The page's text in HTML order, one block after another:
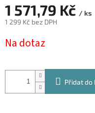
1 571,79 Kč / ks
1 299 Kč bez DPH
cena:
Na dotaz
Přidat do